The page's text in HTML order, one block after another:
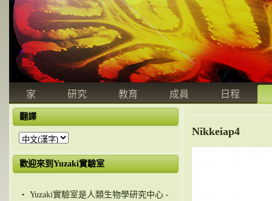
家 研究 教育 成員 日程
翻譯
歡迎來到Yuzaki實驗室
・ Yuzaki實驗室是人類生物學研究中心 -
Nikkeiap4